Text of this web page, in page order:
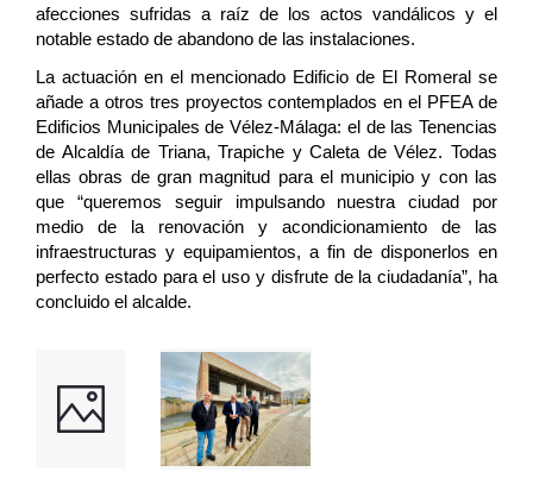
afecciones sufridas a raíz de los actos vandálicos y el
notable estado de abandono de las instalaciones.
La actuación en el mencionado Edificio de El Romeral se
añade a otros tres proyectos contemplados en el PFEA de
Edificios Municipales de Vélez-Málaga: el de las Tenencias
de Alcaldía de Triana, Trapiche y Caleta de Vélez. Todas
ellas obras de gran magnitud para el municipio y con las
que “queremos seguir impulsando nuestra ciudad por
medio de la renovación y acondicionamiento de las
infraestructuras y equipamientos, a fin de disponerlos en
perfecto estado para el uso y disfrute de la ciudadanía”, ha
concluido el alcalde.